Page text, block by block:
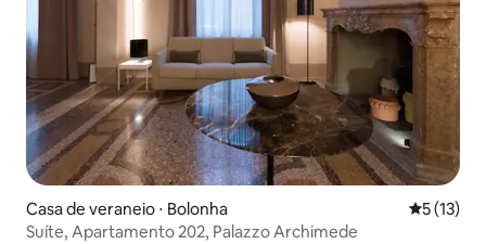
Casa de veraneio ⋅ Bolonha 5 de uma
5 (13)
Suíte, Apartamento 202, Palazzo Archimede